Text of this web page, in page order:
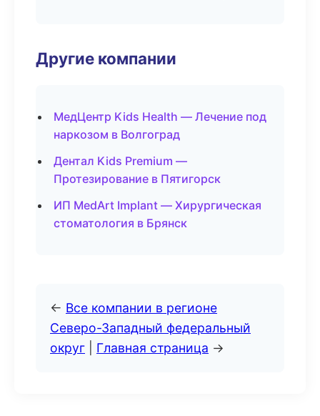
Другие компании
МедЦентр Kids Health — Лечение под
наркозом в Волгоград
Дентал Kids Premium —
Протезирование в Пятигорск
ИП MedArt Implant — Хирургическая
стоматология в Брянск
← Все компании в регионе
Северо-Западный федеральный
округ
Главная страница →